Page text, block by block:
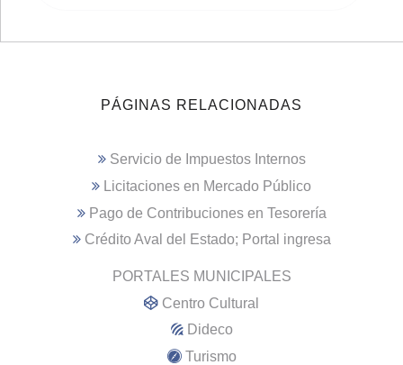
PÁGINAS RELACIONADAS
Servicio de Impuestos Internos
Licitaciones en Mercado Público
Pago de Contribuciones en Tesorería
Crédito Aval del Estado; Portal ingresa
PORTALES MUNICIPALES
Centro Cultural
Dideco
Turismo